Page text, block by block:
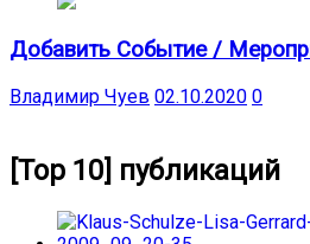
Добавить Событие /
Владимир Чуев 02.10.2020 0
[Top 10] публикаций